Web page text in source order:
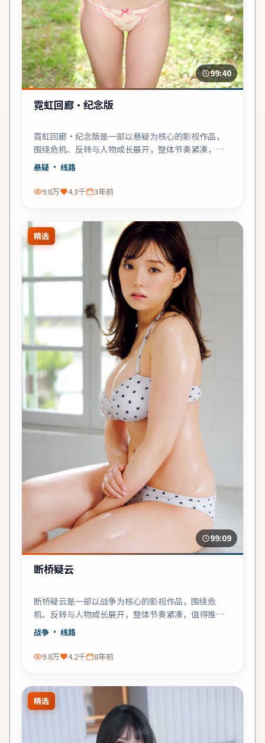
99:40
霓虹回廊·纪念版
霓虹回廊·纪念版是一部以悬疑为核心的影视作品，
围绕危机、反转与人物成长展开，整体节奏紧凑，值
得推荐观看。
悬疑 · 线路
9.8万 4.3千 3年前
精选
99:09
断桥疑云
断桥疑云是一部以战争为核心的影视作品，围绕危
机、反转与人物成长展开，整体节奏紧凑，值得推荐
观看。
战争 · 线路
9.8万 4.2千 8年前
精选